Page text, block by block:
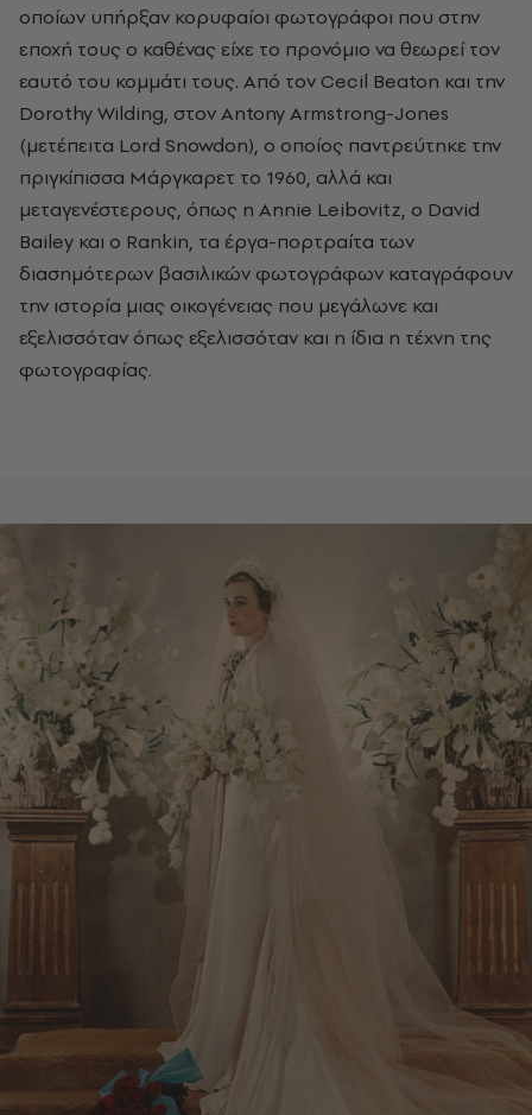
οποίων υπήρξαν κορυφαίοι φωτογράφοι που στην
εποχή τους ο καθένας είχε το προνόμιο να θεωρεί τον
εαυτό του κομμάτι τους. Από τον Cecil Beaton και την
Dorothy Wilding, στον Antony Armstrong-Jones
(μετέπειτα Lord Snowdon), ο οποίος παντρεύτηκε την
πριγκίπισσα Μάργκαρετ το 1960, αλλά και
μεταγενέστερους, όπως η Annie Leibovitz, ο David
Bailey και ο Rankin, τα έργα-πορτραίτα των
διασημότερων βασιλικών φωτογράφων καταγράφουν
την ιστορία μιας οικογένειας που μεγάλωνε και
εξελισσόταν όπως εξελισσόταν και η ίδια η τέχνη της
φωτογραφίας.